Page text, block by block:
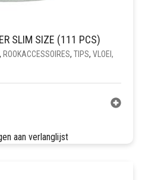
SLIM SIZE (111 PCS)
, ROOKACCESSOIRES, TIPS, VLOEI,
aan verlanglijst